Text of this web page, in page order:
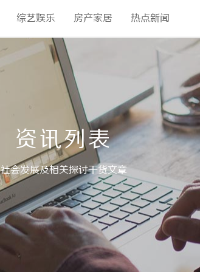
综艺娱乐 房产家居 热点新闻
资讯列表
社会发展及相关探讨干货文章